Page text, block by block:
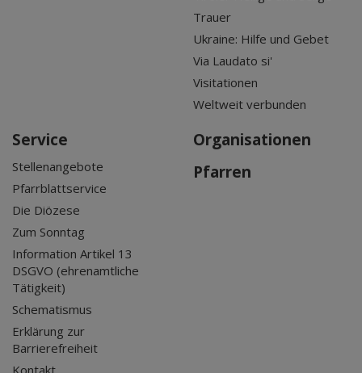
Trauer
Ukraine: Hilfe und Gebet
Via Laudato si'
Visitationen
Weltweit verbunden
Service
Stellenangebote
Pfarrblattservice
Die Diözese
Zum Sonntag
Information Artikel 13
DSGVO (ehrenamtliche
Tätigkeit)
Schematismus
Erklärung zur
Barrierefreiheit
Kontakt
Organisationen
Pfarren